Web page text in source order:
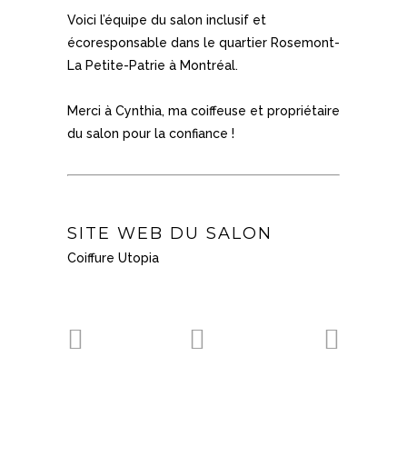
Voici l’équipe du salon inclusif et
écoresponsable dans le quartier Rosemont-
La Petite-Patrie à Montréal.
Merci à Cynthia, ma coiffeuse et propriétaire
du salon pour la confiance !
SITE WEB DU SALON
Coiffure Utopia